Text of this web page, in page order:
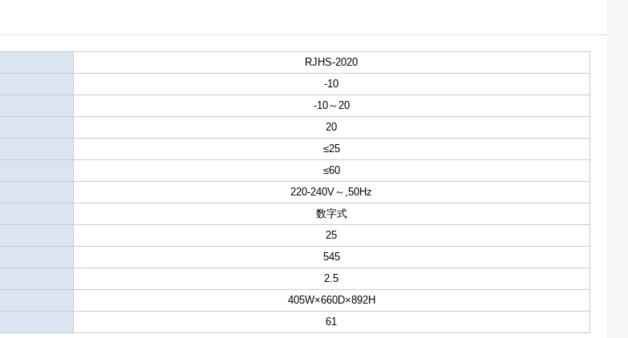
RJHS-2020
-10
-10～20
20
≤25
≤60
220-240V～,50Hz
数字式
25
545
2.5
405W×660D×892H
61